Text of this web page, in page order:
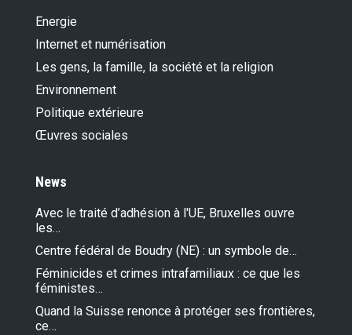
Energie
Internet et numérisation
Les gens, la famille, la société et la religion
Environnement
Politique extérieure
Œuvres sociales
News
Avec le traité d’adhésion à l'UE, Bruxelles ouvre
les…
Centre fédéral de Boudry (NE) : un symbole de…
Féminicides et crimes intrafamiliaux : ce que les
féministes…
Quand la Suisse renonce à protéger ses frontières,
ce…